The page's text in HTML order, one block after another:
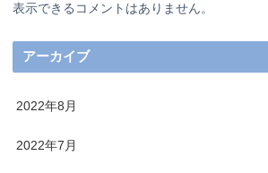
表示できるコメントはありません。
アーカイブ
2022年8月
2022年7月